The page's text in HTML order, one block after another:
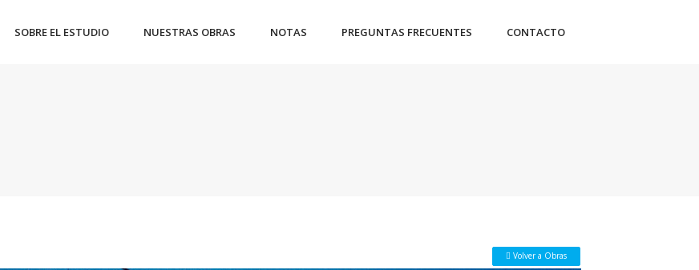
SOBRE EL ESTUDIO NUESTRAS OBRAS NOTAS PREGUNTAS FRECUENTES CONTACTO
Volver a Obras